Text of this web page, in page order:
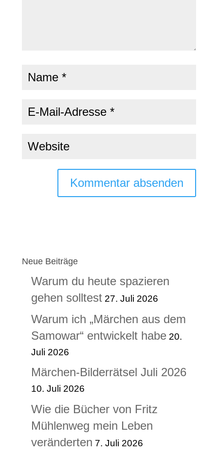
Neue Beiträge
Warum du heute spazieren
gehen solltest 27. Juli 2026
Warum ich „Märchen aus dem
Samowar“ entwickelt habe 20.
Juli 2026
Märchen-Bilderrätsel Juli 2026
10. Juli 2026
Wie die Bücher von Fritz
Mühlenweg mein Leben
veränderten 7. Juli 2026